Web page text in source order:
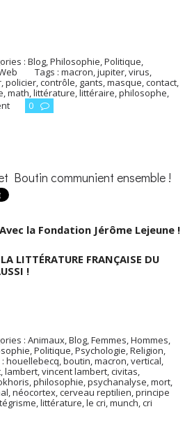
:Blog ,Philosophie ,Politique
Tags : macron jupiter, virus
policier contrôle gants masque contact
math littérature littéraire philosophe
0
Boutin communient ensemble !
la Fondation Jérôme Lejeune !
LITTÉRATURE FRANÇAISE DU
!
:Animaux,Blog,Femmes,Hommes,
,Politique,Psychologie,Religion,
houellebecq,boutin,macron,vertical,
,lambert,vincent lambert,civitas,
,philosophie,psychanalyse,mort,
,néocortex,cerveau reptilien,principe
,littérature,le cri,munch,cri